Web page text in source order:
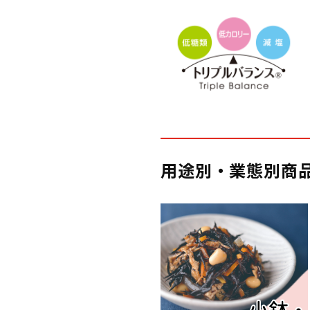
用途別・業態別商